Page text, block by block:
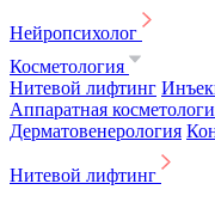
Нейропсихолог
Косметология
Нитевой лифтинг
Аппаратная
Дерматовенерология
Нитевой лифтинг